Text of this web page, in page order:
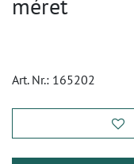
méret
Art. Nr.: 165202